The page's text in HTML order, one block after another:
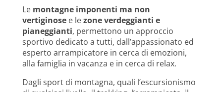
Le montagne imponenti ma non
vertiginose e lezone verdeggianti e
pianeggianti, permettono un approccio
sportivo dedicato a tutti, dall’appassionato ed
esperto arrampicatore in cerca di emozioni,
alla famiglia in vacanza e in cerca di relax.
Dagli sport di montagna, quali l’escursionismo